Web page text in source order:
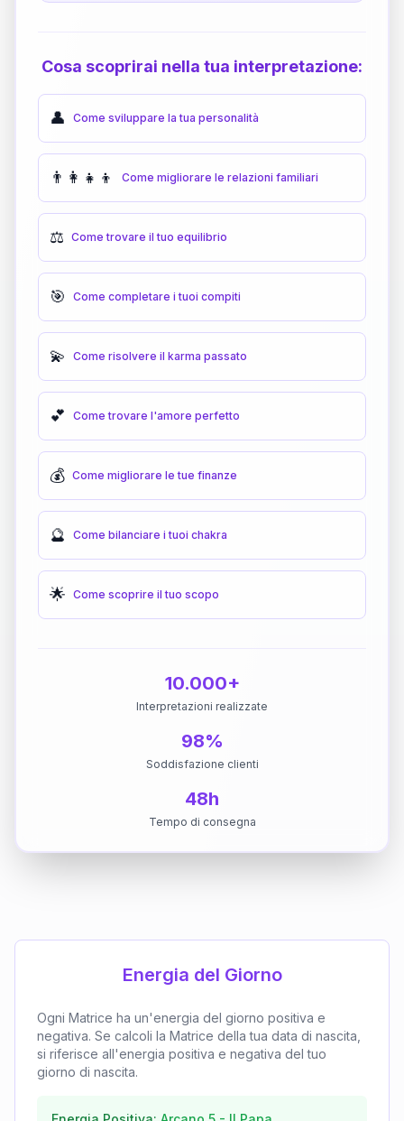
Cosa scoprirai nella tua interpretazione:
👤 Come sviluppare la tua personalità
👨‍👩‍👧‍👦 Come migliorare le relazioni familiari
⚖️ Come trovare il tuo equilibrio
🎯 Come completare i tuoi compiti
💫 Come risolvere il karma passato
💕 Come trovare l'amore perfetto
💰 Come migliorare le tue finanze
🔮 Come bilanciare i tuoi chakra
🌟 Come scoprire il tuo scopo
10.000+
Interpretazioni realizzate
98%
Soddisfazione clienti
48h
Tempo di consegna
Energia del Giorno
Ogni Matrice ha un'energia del giorno positiva e
negativa. Se calcoli la Matrice della tua data di nascita,
si riferisce all'energia positiva e negativa del tuo
giorno di nascita.